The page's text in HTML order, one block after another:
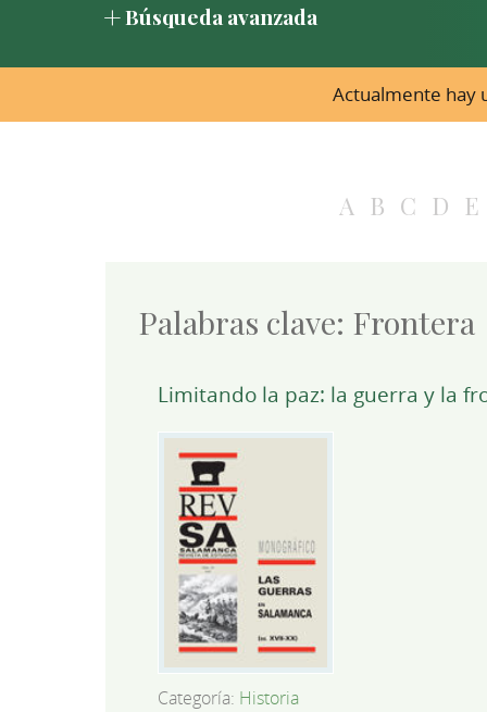
Búsqueda avanzada
Actualmente hay
A B C D E
Palabras clave: Frontera
Limitando la paz: la guerra y la
Categoría: Historia